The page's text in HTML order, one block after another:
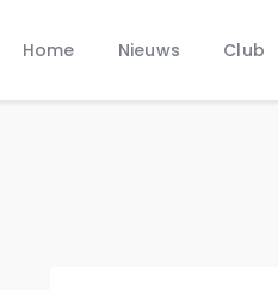
Home Nieuws Club